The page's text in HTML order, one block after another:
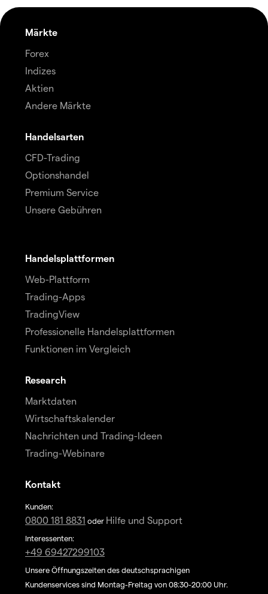
Märkte
Forex
Indizes
Aktien
Andere Märkte
Handelsarten
CFD-Trading
Optionshandel
Premium Service
Unsere Gebühren
Handelsplattformen
Web-Plattform
Trading-Apps
TradingView
Professionelle Handelsplattformen
Funktionen im Vergleich
Research
Marktdaten
Wirtschaftskalender
Nachrichten und Trading-Ideen
Trading-Webinare
Kontakt
Kunden:
0800 181 8831 oder Hilfe und Support
Interessenten:
+49 69427299103
Unsere Öffnungszeiten des deutschsprachigen
Kundenservices sind Montag-Freitag von 08:30-20:00 Uhr.